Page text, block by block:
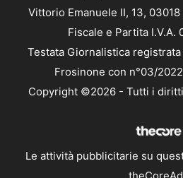
Vittorio Emanuele II, 13,
Fiscale e Partita I.V.A.
Testata Giornalistica
Frosinone con n°03/
Copyright ©2026 - Tutti i
Le attività pubblicitarie su